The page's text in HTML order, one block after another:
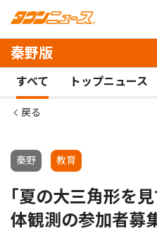
秦野版
すべて トップニュース
戻る
秦野 教育
｢夏の大三角形を
体観測の参加者募